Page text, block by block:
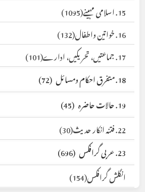
15. اسلامی مہینے
(1095)
16. خواتین واطفال
(132)
17. جماعتیں، تحریکیں، ادارے
(101)
18. متفرق احکام ومسائل
(72)
19. حالات حاضرہ
(45)
22. فتنہ انکار حدیث
(30)
23. عربی گرافکس
(696)
انگلش گرافکس(154)